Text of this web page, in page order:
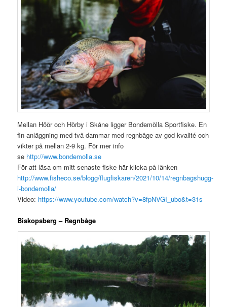
Mellan Höör och Hörby i Skåne ligger Bondemölla Sportfiske. En
fin anläggning med två dammar med regnbåge av god kvalité och
vikter på mellan 2-9 kg. För mer info
se http://www.bondemolla.se
För att läsa om mitt senaste fiske här klicka på länken
http://www.fisheco.se/blogg/flugfiskaren/2021/10/14/regnbagshugg-
i-bondemolla/
Video: https://www.youtube.com/watch?v=8fpNVGI_ubo&t=31s
Biskopsberg – Regnbåge